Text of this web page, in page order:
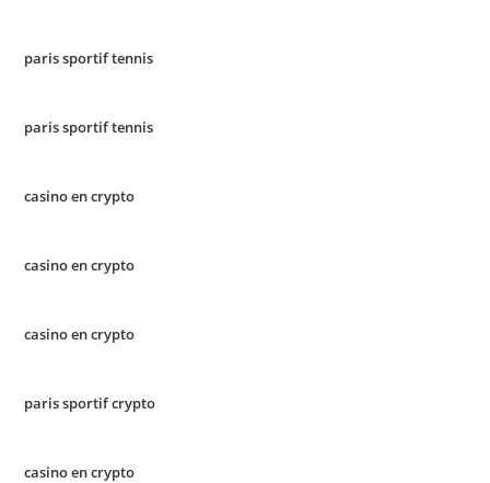
paris sportif tennis
paris sportif tennis
casino en crypto
casino en crypto
casino en crypto
paris sportif crypto
casino en crypto